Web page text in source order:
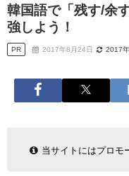
韓国語で「残す/余
強しよう！
PR 2017年8月24日 2017
当サイトにはプロモ